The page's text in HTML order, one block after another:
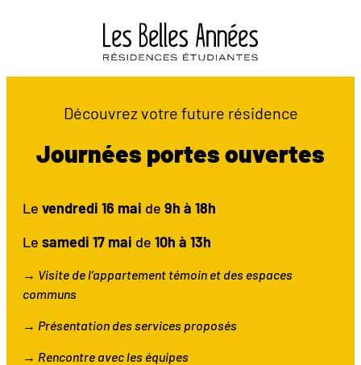
Découvrez votre future résidence
Journées portes ouvertes
Le vendredi 16 mai de 9h à 18h
Le samedi 17 mai de 10h à 13h
→ Visite de l’appartement témoin et des espaces
communs
→ Présentation des services proposés
→ Rencontre avec les équipes